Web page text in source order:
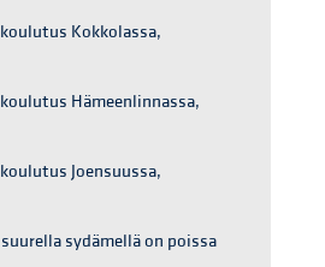
Kokkolassa,
Hämeenlinnassa,
Joensuussa,
sydämellä on poissa